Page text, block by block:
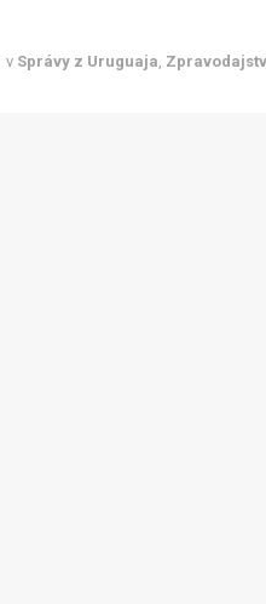
v Správy z Uruguaja,